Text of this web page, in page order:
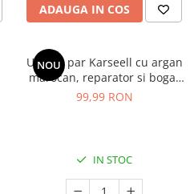
ADAUGA IN COS
NOU
Ulei de par Karseell cu argan
marocan, reparator si bogat
in vitamina E ( pentru parul
99,99 RON
IN STOC